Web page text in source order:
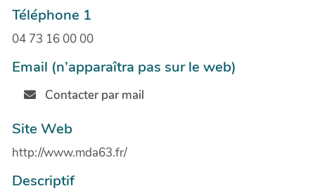
Téléphone 1
04 73 16 00 00
Email (n’apparaîtra pas sur le web)
Contacter par mail
Site Web
http://www.mda63.fr/
Descriptif